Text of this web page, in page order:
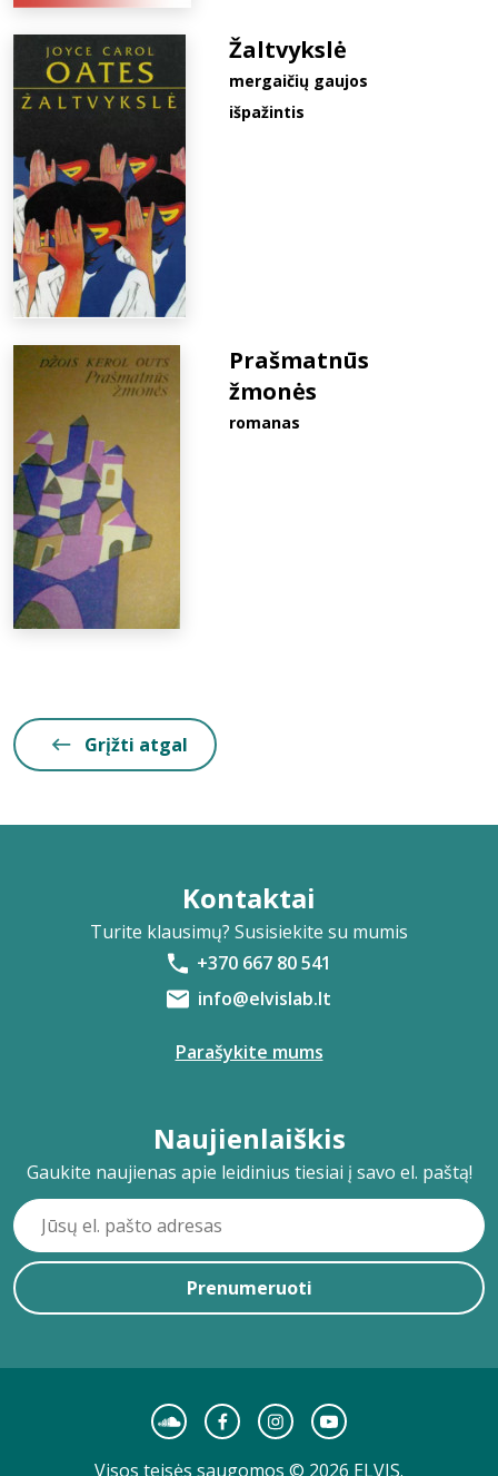
Žaltvykslė
mergaičių gaujos
išpažintis
Prašmatnūs
žmonės
romanas
Grįžti atgal
Kontaktai
Turite klausimų? Susisiekite su mumis
+370 667 80 541
info@elvislab.lt
Parašykite mums
Naujienlaiškis
Gaukite naujienas apie leidinius tiesiai į savo el. paštą!
Prenumeruoti
Visos teisės saugomos © 2026 ELVIS.